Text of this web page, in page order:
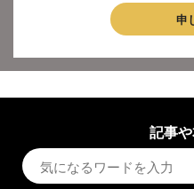
申
記事